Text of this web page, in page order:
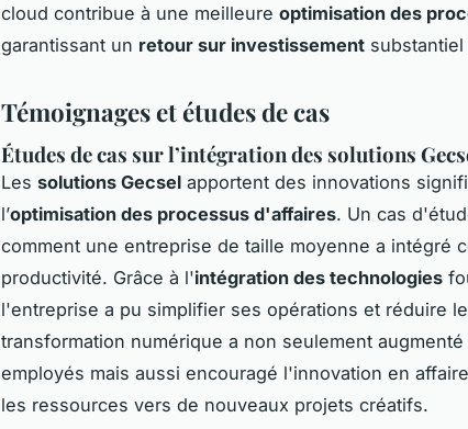
cloud contribue à une meilleure optimisation des
garantissant un retour sur investissement
Témoignages et études de cas
Études de cas sur l’intégration des solutions
Les solutions Gecsel apportent des innovations
l’optimisation des processus d'affaires. Un cas
comment une entreprise de taille moyenne a intégré
productivité. Grâce à l'intégration des technologies
l'entreprise a pu simplifier ses opérations et réduire
transformation numérique a non seulement
employés mais aussi encouragé l'innovation en
les ressources vers de nouveaux projets créatifs.